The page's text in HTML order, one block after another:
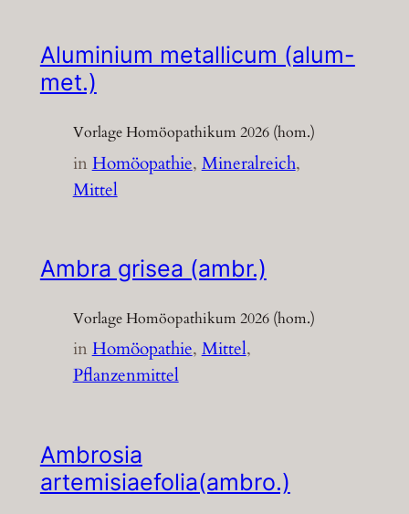
Aluminium metallicum (alum-
met.)
Vorlage Homöopathikum 2026 (hom.)
inHomöopathie, Mineralreich
Mittel
Ambra grisea (ambr.)
Vorlage Homöopathikum 2026 (hom.)
inHomöopathie, Mittel
Pflanzenmittel
Ambrosia
artemisiaefolia(ambro.)